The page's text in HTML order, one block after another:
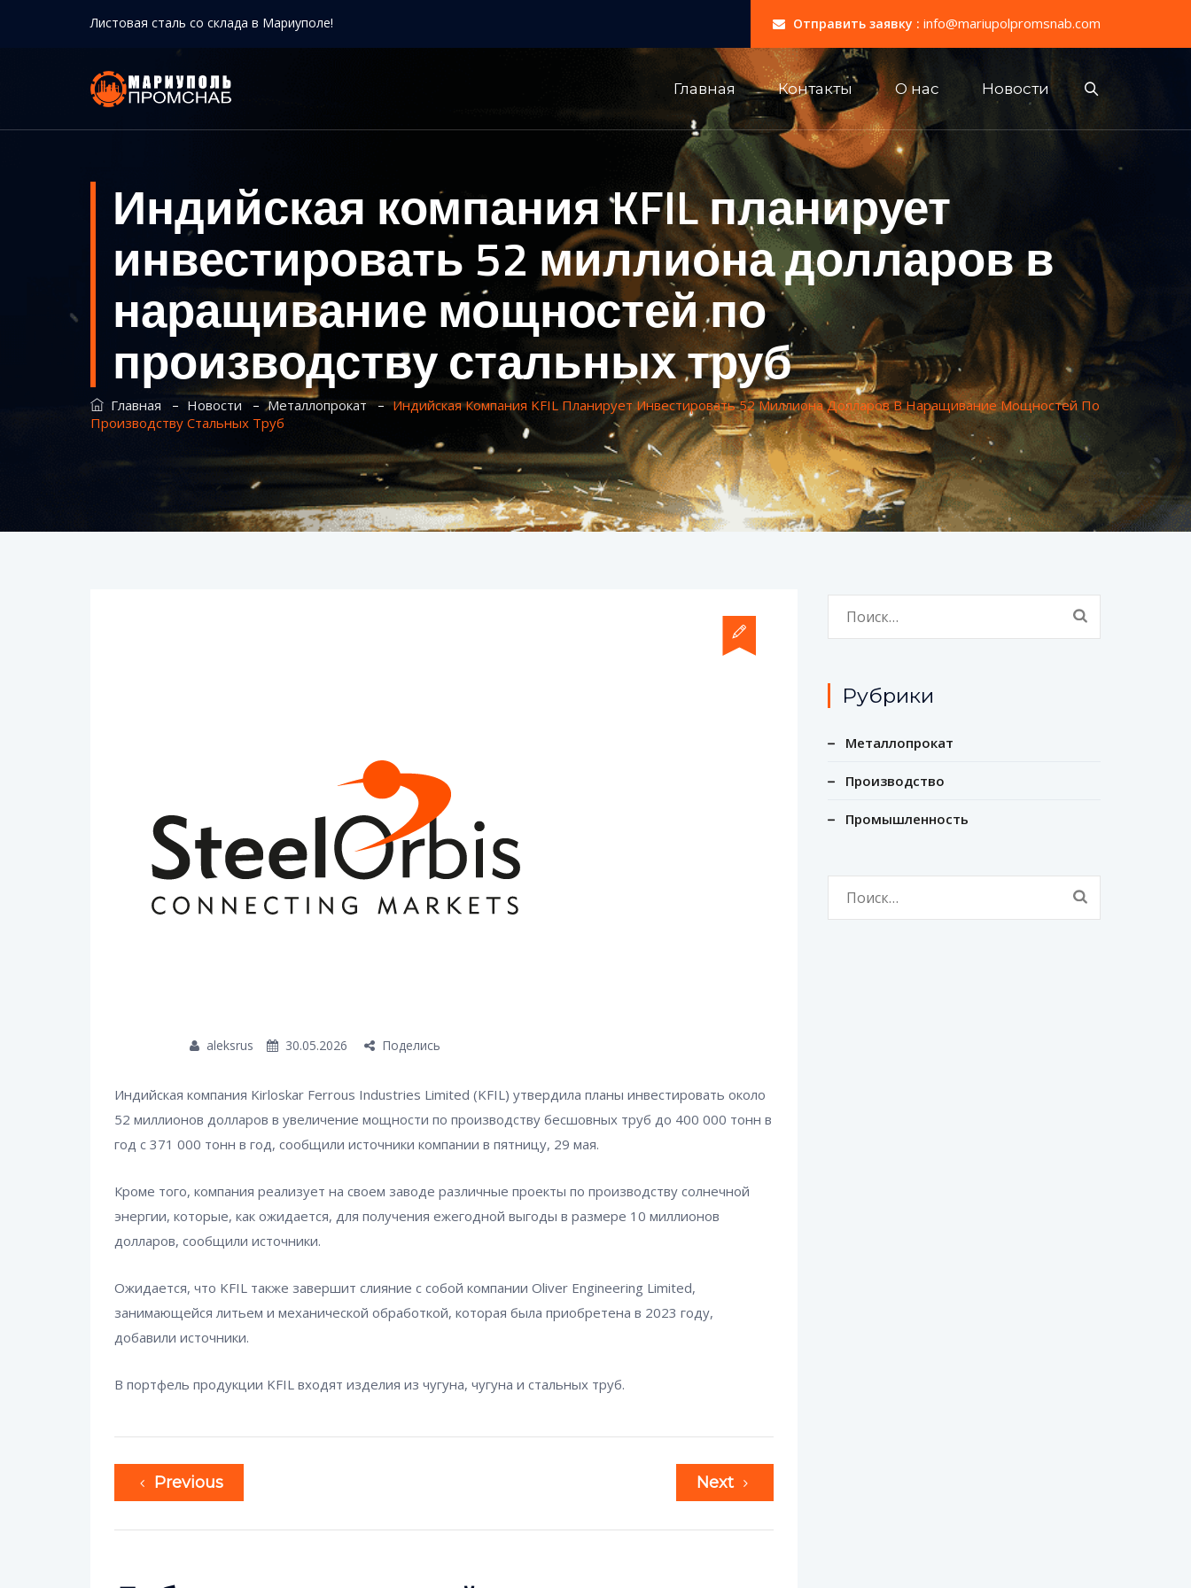
Листовая сталь со склада в Мариуполе! Отправить заявку : info@mariupolpromsnab.com
Главная Контакты О нас Новости
Индийская компания KFIL планирует
инвестировать 52 миллиона долларов в
наращивание мощностей по
производству стальных труб
Главная – Новости –Металлопрокат–Индийская Компания KFIL Планирует Инвестировать 52 Миллиона Долларов В Наращивание Мощностей По
Производству Стальных Труб
aleksrus 30.05.2026 Поделись
Индийская компания Kirloskar Ferrous Industries Limited (KFIL) утвердила планы инвестировать около
52 миллионов долларов в увеличение мощности по производству бесшовных труб до 400 000 тонн в
год с 371 000 тонн в год, сообщили источники компании в пятницу, 29 мая.
Кроме того, компания реализует на своем заводе различные проекты по производству солнечной
энергии, которые, как ожидается, для получения ежегодной выгоды в размере 10 миллионов
долларов, сообщили источники.
Ожидается, что KFIL также завершит слияние с собой компании Oliver Engineering Limited,
занимающейся литьем и механической обработкой, которая была приобретена в 2023 году,
добавили источники.
В портфель продукции KFIL входят изделия из чугуна, чугуна и стальных труб.
Previous Next
Рубрики
Металлопрокат
Производство
Промышленность